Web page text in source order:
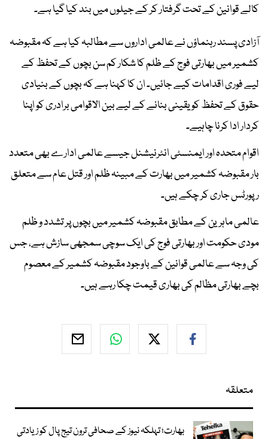
کالے قوانین کے تحت گرفتار کر کے جیلوں میں بند کیا گیا ہے۔
آزادی پسند رہنماؤں نے عالمی اداروں سے مطالبہ کیا ہے کہ مقبوضہ
کشمیر میں بھارتی فوج کے ظلم کا شکار کم سن بچوں کے تحفظ کے
لیے فوری اقدامات کیے جائیں۔ ان کا کہنا ہے کہ بچوں کے بنیادی
حقوق کے تحفظ کو یقینی بنانے کے لیے بین الاقوامی برادری کو اپنا
کردار ادا کرنا چاہیے۔
اقوام متحدہ اور ایمنسٹی انٹرنیشنل جیسے عالمی ادارے بھی متعدد
بار مقبوضہ کشمیر میں بھارت کے مبینہ ظلم اور قتل عام سے متعلق
رپورٹس جاری کر چکے ہیں۔
عالمی ماہرین کے مطابق مقبوضہ کشمیر میں بچوں پر تشدد و ظلم
مودی حکومت اور بھارتی فوج کی ایک سوچی سمجھی سازش ہے، جس
کی وجہ سے عالمی قوانین کے باوجود مقبوضہ کشمیر کے معصوم
بچے بھارتی مظالم کی بھاری قیمت چکا رہے ہیں۔
متعلقہ
بھارت؛ تہلکہ نیوز کے صحافی ترون تیج پال کو زیادتی